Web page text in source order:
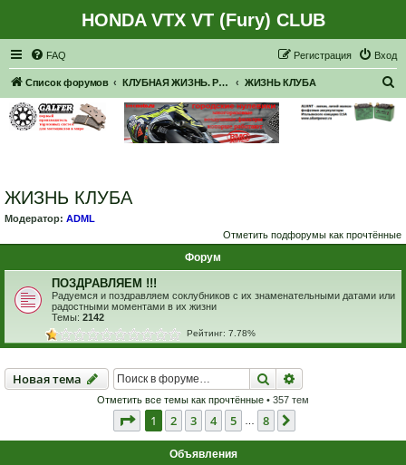
HONDA VTX VT (Fury) CLUB
FAQ Вход
Регистрация
Список форумов КЛУБНАЯ ЖИЗНЬ. РЕАЛЬНЫЕ ВСТРЕЧИ. ПОКАТУШКИ. ЖИЗНЬ КЛУБА
ЖИЗНЬ КЛУБА
Модератор: ADML
Отметить подфорумы как прочтённые
Форум
ПОЗДРАВЛЯЕМ !!!
Радуемся и поздравляем соклубников с их знаменательными датами или
радостными моментами в их жизни
Темы: 2142
Рейтинг: 7.78%
Новая тема
Новаятема Поиск
Отметить все темы как прочтённые • 357 тем
Страница из
1 2 3 4 5 8
Объявления